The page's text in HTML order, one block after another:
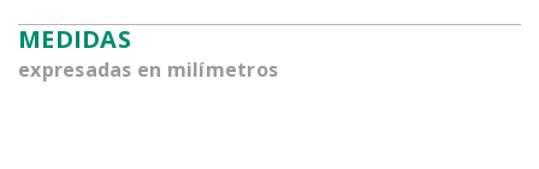
MEDIDAS
expresadas en milímetros